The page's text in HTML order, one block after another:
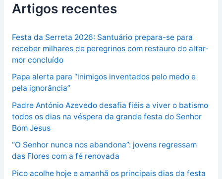
Artigos recentes
Festa da Serreta 2026: Santuário prepara-se para
receber milhares de peregrinos com restauro do altar-
mor concluído
Papa alerta para “inimigos inventados pelo medo e
pela ignorância”
Padre António Azevedo desafia fiéis a viver o batismo
todos os dias na véspera da grande festa do Senhor
Bom Jesus
“O Senhor nunca nos abandona”: jovens regressam
das Flores com a fé renovada
Pico acolhe hoje e amanhã os principais dias da festa